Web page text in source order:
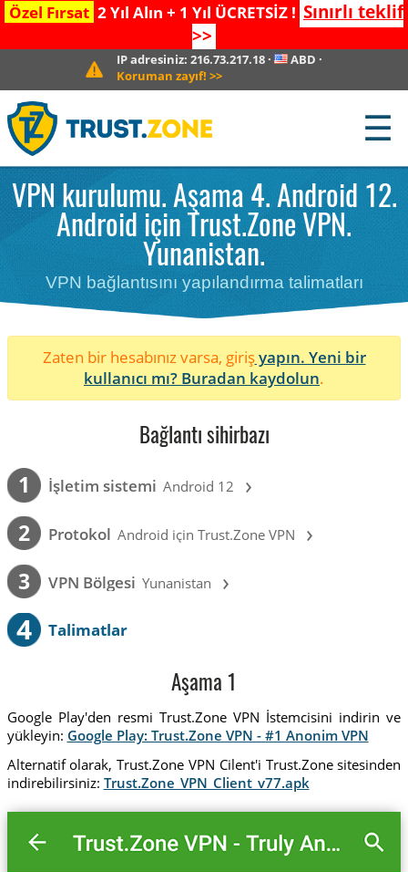
Özel Fırsat 2 Yıl Alın + 1 Yıl ÜCRETSİZ ! Sınırlı teklif
>>
IP adresiniz: 216.73.217.18· ABD ·
Koruman zayıf! >>
☰
VPN kurulumu. Aşama 4. Android 12.
Android için Trust.Zone VPN.
Yunanistan.
VPN bağlantısını yapılandırma talimatları
Zaten bir hesabınız varsa, girişyapın. Yeni bir
kullanıcı mı? Buradan kaydolun.
Bağlantı sihirbazı
1 İşletim sistemi Android 12 ›
2 Protokol Android için Trust.Zone VPN ›
3 VPN Bölgesi Yunanistan ›
4 Talimatlar
Aşama 1
Google Play'den resmi Trust.Zone VPN İstemcisini indirin ve
yükleyin: Google Play: Trust.Zone VPN - #1 Anonim VPN
Alternatif olarak, Trust.Zone VPN Cilent'i Trust.Zone sitesinden
indirebilirsiniz: Trust.Zone_VPN_Client_v77.apk